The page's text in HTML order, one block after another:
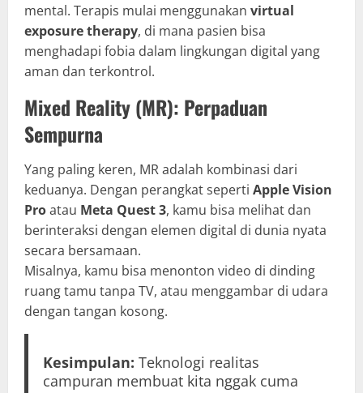
mental. Terapis mulai menggunakan virtual
exposure therapy, di mana pasien bisa
menghadapi fobia dalam lingkungan digital yang
aman dan terkontrol.
Mixed Reality (MR): Perpaduan
Sempurna
Yang paling keren, MR adalah kombinasi dari
keduanya. Dengan perangkat seperti Apple Vision
Proatau Meta Quest 3, kamu bisa melihat dan
berinteraksi dengan elemen digital di dunia nyata
secara bersamaan.
Misalnya, kamu bisa menonton video di dinding
ruang tamu tanpa TV, atau menggambar di udara
dengan tangan kosong.
Kesimpulan: Teknologi realitas
campuran membuat kita nggak cuma